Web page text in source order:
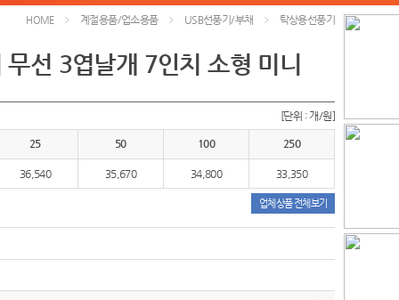
HOME 계절용품/업소용품 USB선풍기/부채 탁상용선풍기
선 3엽날개 7인치 소형 미니
[단위 : 개/원]
25 50 100 250
36,540 35,670 34,800 33,350
업체상품 전체보기